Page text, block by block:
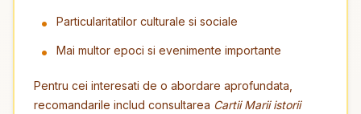
Particularitatilor culturale si sociale
Mai multor epoci si evenimente importante
Pentru cei interesati de o abordare aprofundata,
recomandarile includ consultarea Cartii Marii istorii